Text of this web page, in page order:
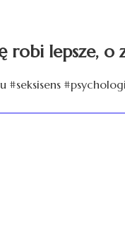
robi lepsze, o
#seksisens